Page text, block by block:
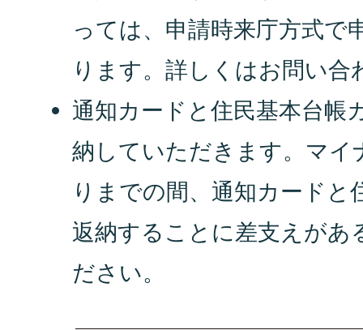
っては、申請時来庁方式で
ります。詳しくはお問い合
通知カードと住民基本台帳
納していただきます。マイ
りまでの間、通知カードと
返納することに差支えがあ
ださい。